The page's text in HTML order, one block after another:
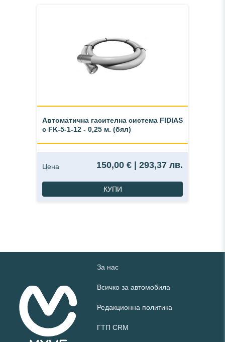
Автоматична гасителна система FIDIAS
с FK-5-1-12 - 0,25 м. (бял)
Цена 150,00 € | 293,37 лв.
КУПИ
За нас
Всичко за автомобила
Редакционна политика
ГТП CRM